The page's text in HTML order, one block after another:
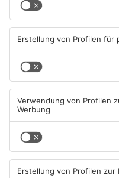
Primaveraland haben schon
geöffnet
PRIMAVERALAND